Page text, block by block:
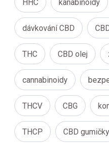
HHC kanabinoidy
dávkování CBD
THC CBD olej
cannabinoidy
THCV CBG
THCP CBD gumičky